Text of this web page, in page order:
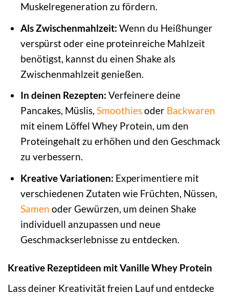
Muskelregeneration zu fördern.
Als Zwischenmahlzeit: Wenn du Heißhunger
verspürst oder eine proteinreiche Mahlzeit
benötigst, kannst du einen Shake als
Zwischenmahlzeit genießen.
In deinen Rezepten: Verfeinere deine
Pancakes, Müslis, Smoothiesoder Backwaren
mit einem Löffel Whey Protein, um den
Proteingehalt zu erhöhen und den Geschmack
zu verbessern.
Kreative Variationen: Experimentiere mit
verschiedenen Zutaten wie Früchten, Nüssen,
Samen oder Gewürzen, um deinen Shake
individuell anzupassen und neue
Geschmackserlebnisse zu entdecken.
Kreative Rezeptideen mit Vanille Whey Protein
Lass deiner Kreativität freien Lauf und entdecke